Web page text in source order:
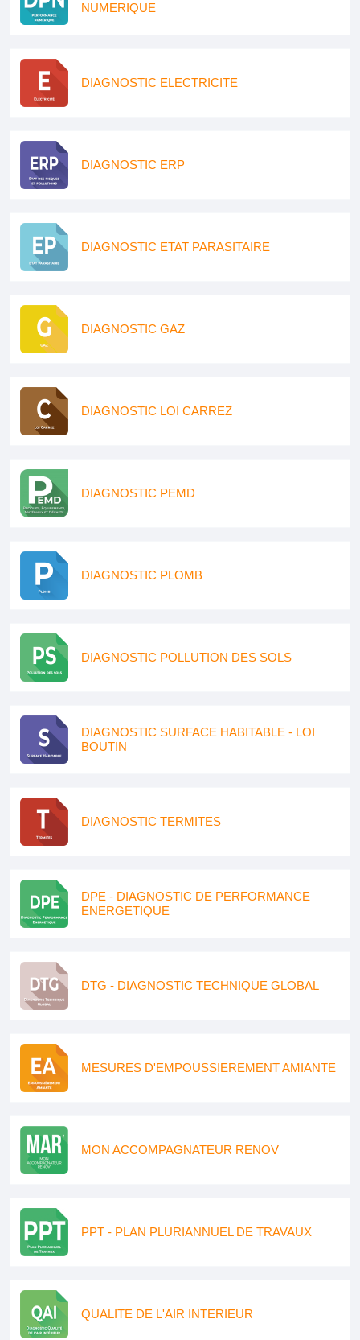
NUMERIQUE
DIAGNOSTIC ELECTRICITE
DIAGNOSTIC ERP
DIAGNOSTIC ETAT PARASITAIRE
DIAGNOSTIC GAZ
DIAGNOSTIC LOI CARREZ
DIAGNOSTIC PEMD
DIAGNOSTIC PLOMB
DIAGNOSTIC POLLUTION DES SOLS
DIAGNOSTIC SURFACE HABITABLE - LOI
BOUTIN
DIAGNOSTIC TERMITES
DPE - DIAGNOSTIC DE PERFORMANCE
ENERGETIQUE
DTG - DIAGNOSTIC TECHNIQUE GLOBAL
MESURES D'EMPOUSSIEREMENT AMIANTE
MON ACCOMPAGNATEUR RENOV
PPT - PLAN PLURIANNUEL DE TRAVAUX
QUALITE DE L'AIR INTERIEUR